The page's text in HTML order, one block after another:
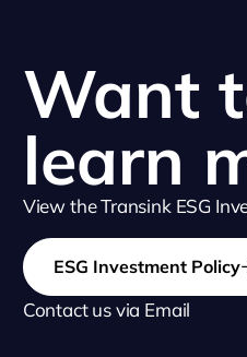
Want
learn
View the Transink ESG
ESG Investment Policy
Contact us via Email